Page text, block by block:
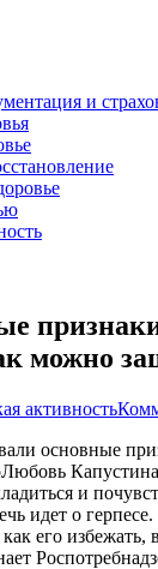
и
можно
активность
основные
и
идет о
как его